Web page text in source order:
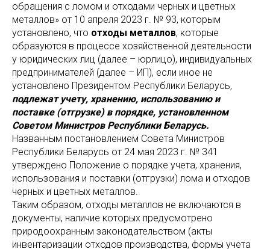
обращения с ломом и отходами черных и цветных
металлов» от 10 апреля 2023 г. № 93, которым
установлено, что отходы металлов, которые
образуются в процессе хозяйственной деятельности
у юридических лиц (далее – юрлицо), индивидуальных
предпринимателей (далее – ИП), если иное не
установлено Президентом Республики Беларусь,
подлежат учету, хранению, использованию и
поставке (отгрузке) в порядке, установленном
Советом Министров Республики Беларусь.
Названным постановлением Совета Министров
Республики Беларусь от 24 мая 2023 г. № 341
утверждено Положение о порядке учета, хранения,
использования и поставки (отгрузки) лома и отходов
черных и цветных металлов.
Таким образом, отходы металлов не включаются в
документы, наличие которых предусмотрено
природоохранным законодательством (акты
инвентаризации отходов производства, формы учета